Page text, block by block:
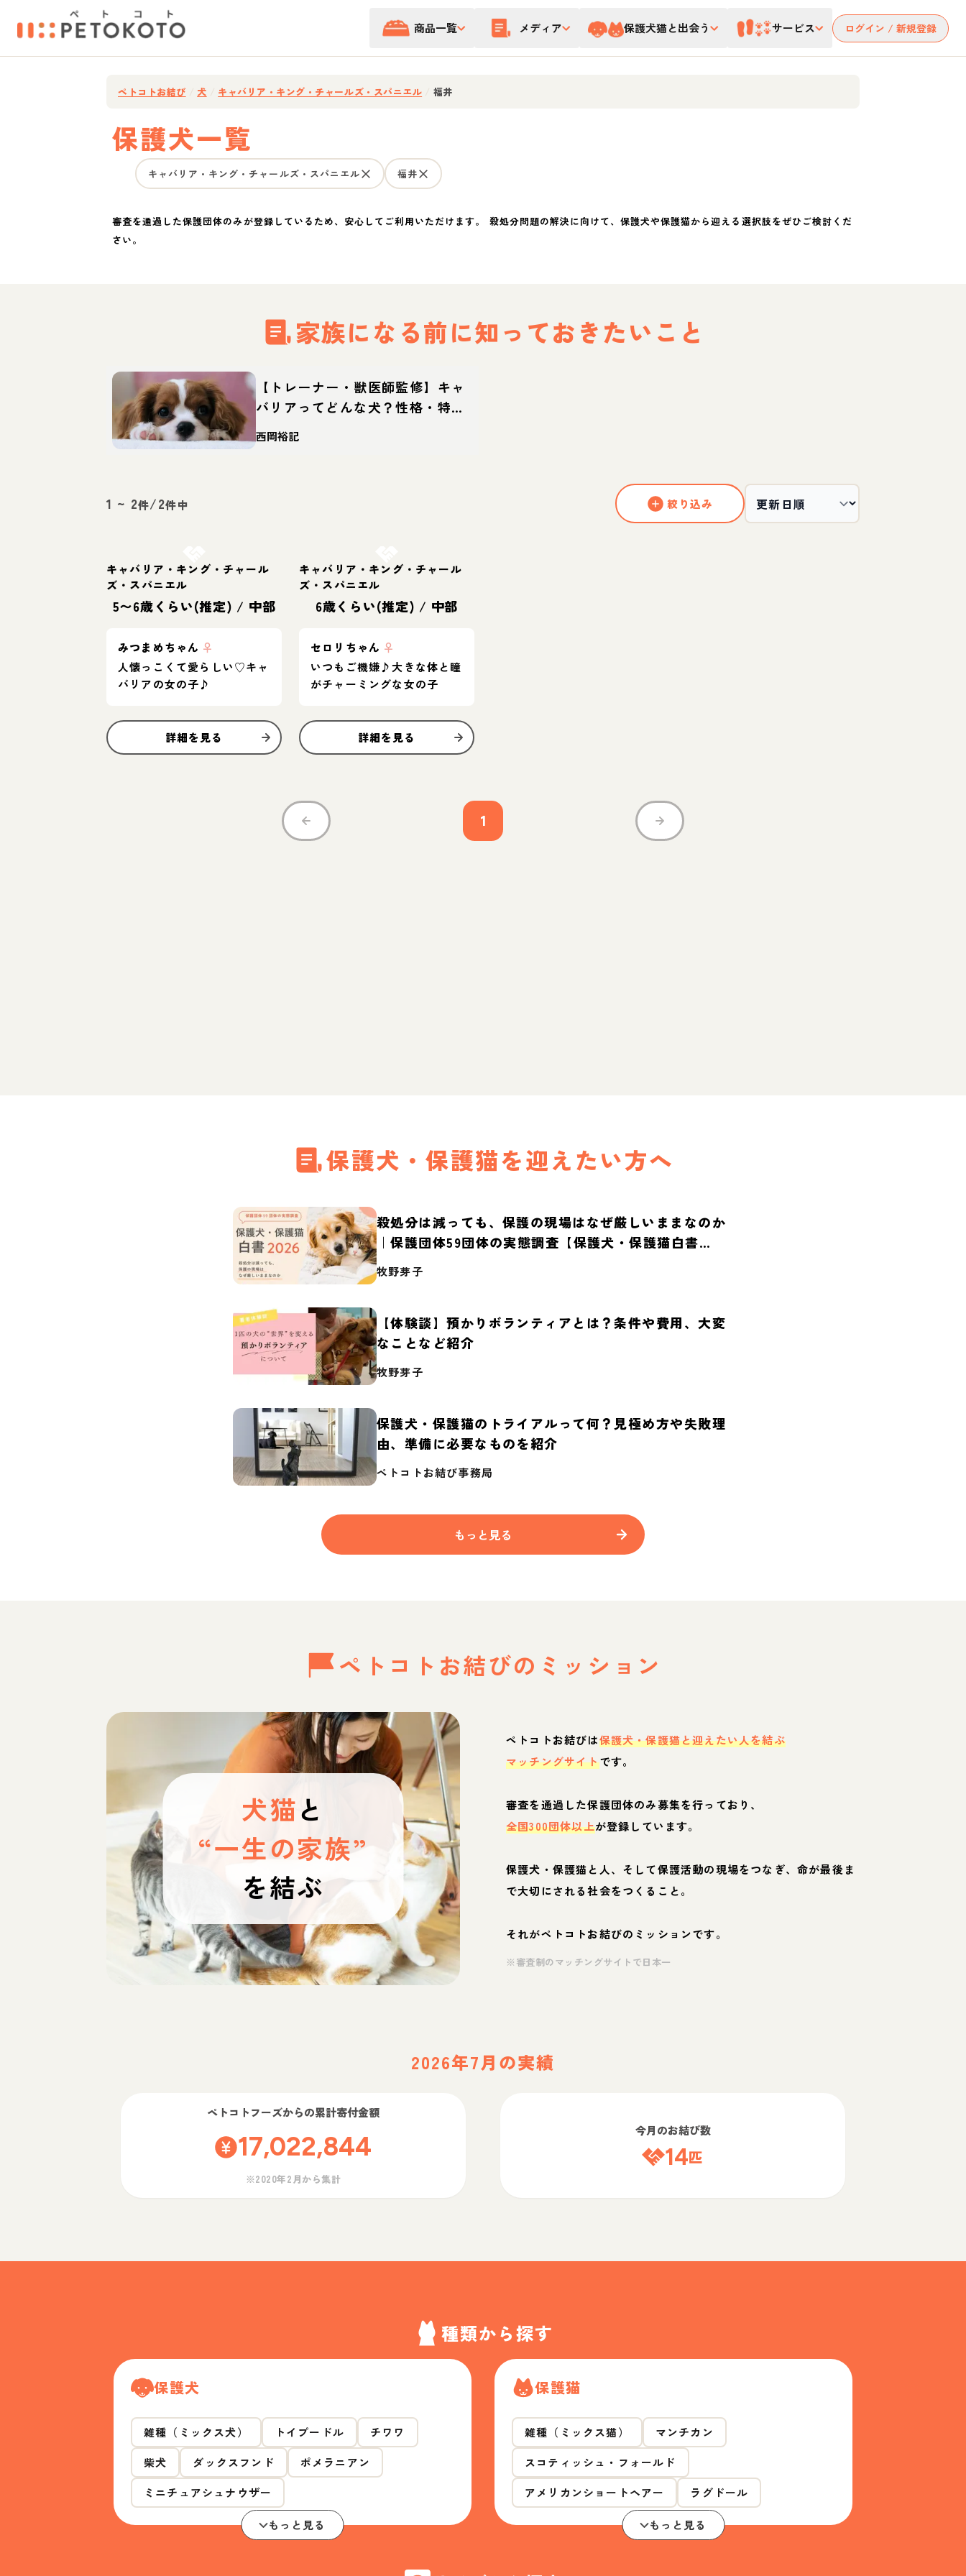
商品一覧 メディア 保護犬猫と出会う サービス ログイン / 新規登録
ペトコトお結び 犬 キャバリア・キング・チャールズ・スパニエル 福井
保護犬一覧
キャバリア・キング・チャールズ・スパニエル 福井
審査を通過した保護団体のみが登録しているため、安心してご利用いただけます。 殺処分問題の解決に向けて、保護犬や保護猫から迎える選択肢をぜひご検討くだ
さい。
家族になる前に知っておきたいこと
【トレーナー・獣医師監修】キャ
バリアってどんな犬？性格・特
徴・育て方・迎え方
西岡裕記
1 ~ 2件/2件中 絞り込み
キャバリア・キング・チャール
ズ・スパニエル
5〜6歳くらい(推定) / 中部
みつまめちゃん ♀
人懐っこくて愛らしい♡キャ
バリアの女の子♪
詳細を見る
キャバリア・キング・チャール
ズ・スパニエル
6歳くらい(推定) / 中部
セロリちゃん ♀
いつもご機嫌♪大きな体と瞳
がチャーミングな女の子
詳細を見る
1
保護犬・保護猫を迎えたい方へ
殺処分は減っても、保護の現場はなぜ厳しいままなのか
｜保護団体59団体の実態調査【保護犬・保護猫白書
2026】
牧野芽子
【体験談】預かりボランティアとは？条件や費用、大変
なことなど紹介
牧野芽子
保護犬・保護猫のトライアルって何？見極め方や失敗理
由、準備に必要なものを紹介
ペトコトお結び事務局
もっと見る
ペトコトお結びの ミッション
犬猫と
“一生の家族”
を結ぶ
ペトコトお結びは保護犬・保護猫と迎えたい人を結ぶ
マッチングサイトです。
審査を通過した保護団体のみ募集を行っており、
全国300団体以上が登録しています。
保護犬・保護猫と人、そして保護活動の現場をつなぎ、命が最後ま
で大切にされる社会をつくること。
それがペトコトお結びのミッションです。
※審査制のマッチングサイトで日本一
2026年7月の実績
ペトコトフーズからの累計寄付金額
17,022,844
※2020年2月から集計
今月のお結び数
14匹
種類から探す
保護犬
雑種（ミックス犬） トイプードル
チワワ
柴犬
ダックスフンド
ポメラニアン
ミニチュアシュナウザー
もっと見る
保護猫
雑種（ミックス猫）
マンチカン
スコティッシュ・フォールド
アメリカンショートヘアー
ラグドール
もっと見る